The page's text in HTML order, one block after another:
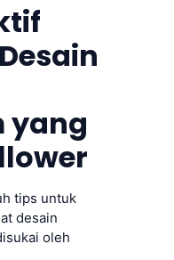
yang
tips untuk
desain
oleh